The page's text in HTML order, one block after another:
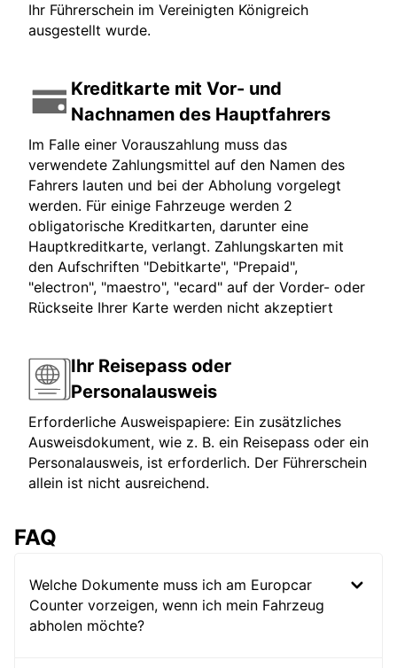
Ihr Führerschein im Vereinigten Königreich
ausgestellt wurde.
Kreditkarte mit Vor- und
Nachnamen des Hauptfahrers
Im Falle einer Vorauszahlung muss das
verwendete Zahlungsmittel auf den Namen des
Fahrers lauten und bei der Abholung vorgelegt
werden. Für einige Fahrzeuge werden 2
obligatorische Kreditkarten, darunter eine
Hauptkreditkarte, verlangt. Zahlungskarten mit
den Aufschriften "Debitkarte", "Prepaid",
"electron", "maestro", "ecard" auf der Vorder- oder
Rückseite Ihrer Karte werden nicht akzeptiert
Ihr Reisepass oder
Personalausweis
Erforderliche Ausweispapiere: Ein zusätzliches
Ausweisdokument, wie z. B. ein Reisepass oder ein
Personalausweis, ist erforderlich. Der Führerschein
allein ist nicht ausreichend.
FAQ
Welche Dokumente muss ich am Europcar
Counter vorzeigen, wenn ich mein Fahrzeug
abholen möchte?